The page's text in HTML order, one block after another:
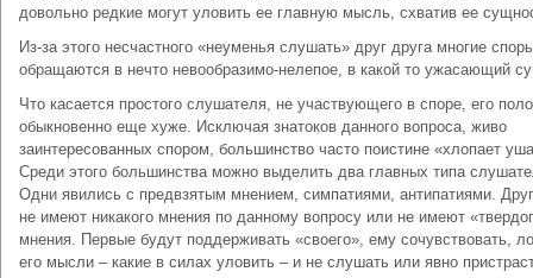
довольно редкие могут уловить ее главную мысль, схватив ее
Из-за этого несчастного «неуменья слушать» друг друга многие
обращаются в нечто невообразимо-нелепое, в какой то ужасающий
Что касается простого слушателя, не участвующего в споре, его
обыкновенно еще хуже. Исключая знатоков данного вопроса, живо
заинтересованных спором, большинство часто поистине «хлопает
Среди этого большинства можно выделить два главных типа
Одни явились с предвзятым мнением, симпатиями, антипатиями.
не имеют никакого мнения по данному вопросу или не имеют
мнения. Первые будут поддерживать «своего», ему сочувствовать,
его мысли – какие в силах уловить – и не слушать или явно